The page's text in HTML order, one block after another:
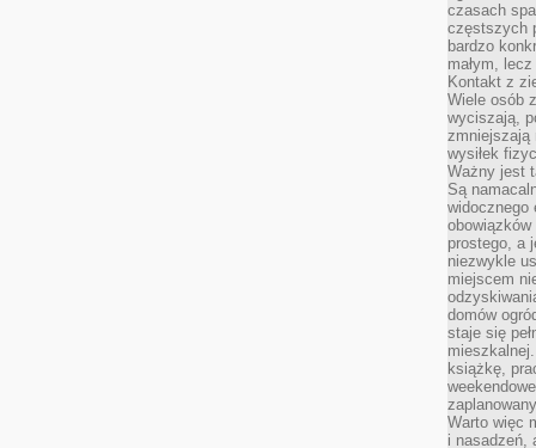
czasach
częstszych
bardzo
małym,
Kontakt z
Wiele osób
wyciszają,
zmniejszają
wysiłek
Ważny jest
Są
widocznego
prostego, a
niezwykle
miejscem
domów
staje się
książkę,
Warto więc
i nasadzeń,